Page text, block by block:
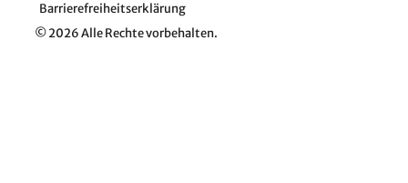
© 2026 Alle Rechte vorbehalten.
Barrierefreiheitserklärung